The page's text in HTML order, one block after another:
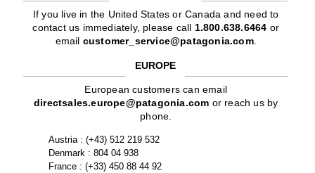
If you live in the United States or Canada and need to
contact us immediately, please call 1.800.638.6464 or
email customer_service@patagonia.com.
EUROPE
European customers can email
directsales.europe@patagonia.com or reach us by
phone.
Austria : (+43) 512 219 532
Denmark : 804 04 938
France : (+33) 450 88 44 92